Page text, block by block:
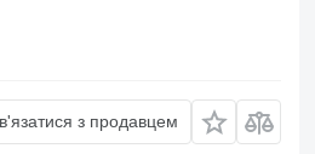
з продавцем